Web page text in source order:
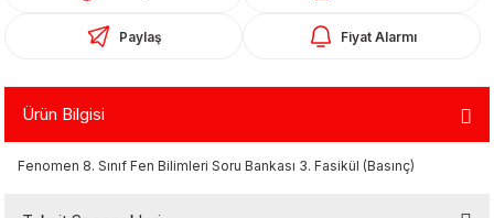
Paylaş Fiyat Alarmı
Ürün Bilgisi
Fenomen 8. Sınıf Fen Bilimleri Soru Bankası 3. Fasikül (Basınç)